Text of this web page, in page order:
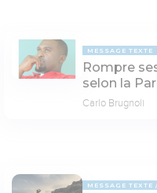
MESSAGE TEXTE
Rompre
selon la
Carlo Brugnoli
MESSAGE TEXTE